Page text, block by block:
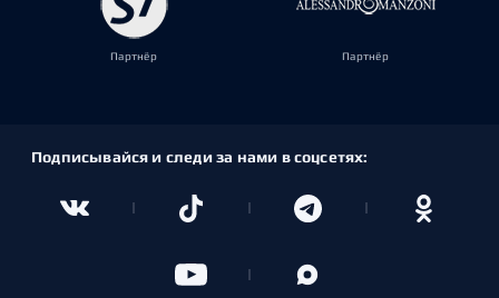
Партнёр Партнёр
Подписывайся и следи за нами в соцсетях: